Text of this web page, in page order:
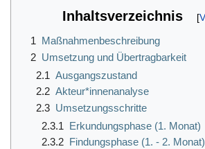
Inhaltsverzeichnis
1 Maßnahmenbeschreibung
2 Umsetzung und Übertragbarkeit
2.1 Ausgangszustand
2.2 Akteur*innenanalyse
2.3 Umsetzungsschritte
2.3.1 Erkundungsphase (1. Monat)
2.3.2 Findungsphase (1. - 2. Monat)